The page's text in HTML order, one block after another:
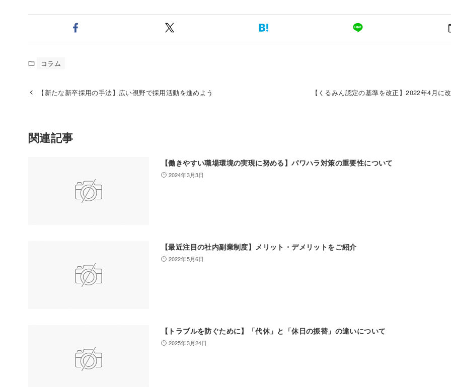
コラム
【新たな新卒採用の手法】広い視野で採用活動を進めよう 【くるみん認定の基準を改正】2022年4月に
関連記事
【働きやすい職場環境の実現に努める】パワハラ対策の重要性について
2024年3月3日
【最近注目の社内副業制度】メリット・デメリットをご紹介
2022年5月6日
【トラブルを防ぐために】「代休」と「休日の振替」の違いについて
2025年3月24日